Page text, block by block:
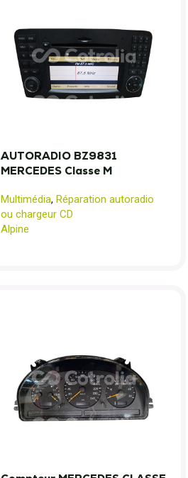
AUTORADIO BZ9831
MERCEDES Classe M
Multimédia, Réparation autoradio
ou chargeur CD
Alpine